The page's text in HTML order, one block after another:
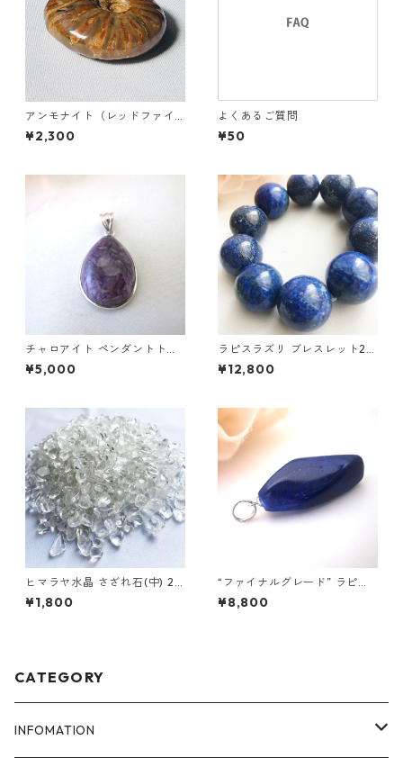
アンモナイト（レッドファイ
ヤー）13g
¥2,300
よくあるご質問
¥50
チャロアイト ペンダントトッ
プ
¥5,000
ラピスラズリ ブレスレット22
mm
¥12,800
ヒマラヤ水晶 さざれ石(中) 25
0ｇ
¥1,800
“ファイナルグレード” ラピス
ラズリ ペンダントトップ
¥8,800
CATEGORY
INFOMATION